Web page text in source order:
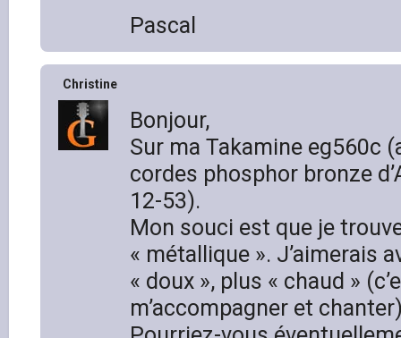
Pascal
Christine
Bonjour,
Sur ma Takamine eg560c
cordes phosphor bronze
12-53).
Mon souci est que je
« métallique ». J’aimerais
« doux », plus « chaud »
m’accompagner et